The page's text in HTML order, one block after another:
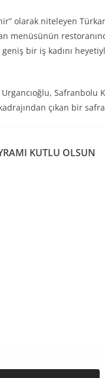
olarak niteleyen
geniş bir iş kadını
Safranbolu
çıkan bir
KUTLU OLSUN